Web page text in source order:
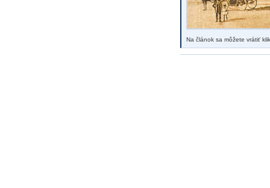
Na článok sa môžete vrátiť